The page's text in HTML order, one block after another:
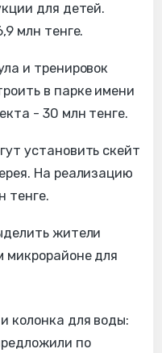
для детей.
млн тенге.
и тренировок
в парке имени
- 30 млн тенге.
установить скейт
На реализацию
тенге.
жители
для